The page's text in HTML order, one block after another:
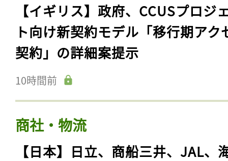
【イギリス】政府、CCUSプロジ
ト向け新契約モデル「移行期アク
契約」の詳細案提示
10時間前
商社・物流
【日本】日立、商船三井、JAL、